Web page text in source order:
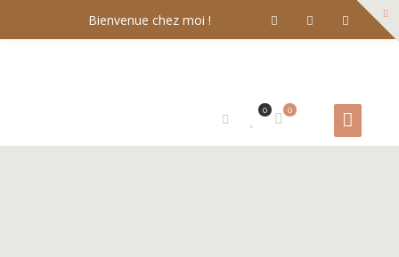
Bienvenue chez moi !
0
0